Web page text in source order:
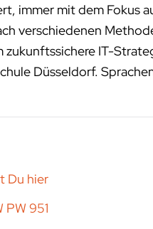
immer mit dem Fokus
verschiedenen
IT-
Düsseldorf.
Du hier
PW 951